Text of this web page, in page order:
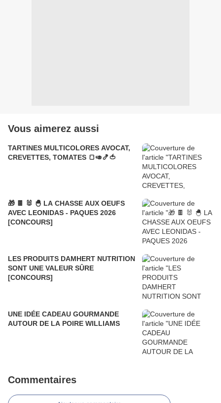
Vous aimerez aussi
TARTINES MULTICOLORES AVOCAT,
CREVETTES, TOMATES 🍞🥑🍤🍅
🎁 🍫 🐰 🐣 LA CHASSE AUX OEUFS
AVEC LEONIDAS - PAQUES 2026
[CONCOURS]
LES PRODUITS DAMHERT NUTRITION
SONT UNE VALEUR SÛRE
[CONCOURS]
UNE IDÉE CADEAU GOURMANDE
AUTOUR DE LA POIRE WILLIAMS
Commentaires